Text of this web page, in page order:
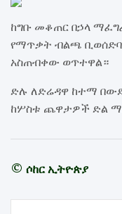
ከግቡ መቆጠር በኃላ
የማጥቃት ብልጫ
አስጠብቀው ወጥተዋል።
ድሉ ለድሬዳዋ ከተማ
ከሦስቱ ጨዋታዎች ድል
© ሶከር ኢትዮጵያ